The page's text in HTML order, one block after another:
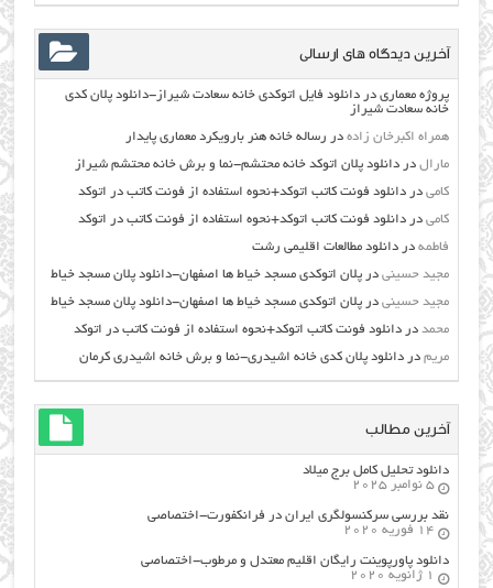
آخرین دیدگاه های ارسالی
پروژه معماری دردانلود فایل اتوکدی خانه سعادت شیراز-دانلود پلان کدی
خانه سعادت شیراز
همراه اکبرخان زاده در رساله خانه هنر بارویکرد معماری پایدار
مارال دردانلود پلان اتوکد خانه محتشم-نما و برش خانه محتشم شیراز
کامی دردانلود فونت کاتب اتوکد+نحوه استفاده از فونت کاتب در اتوکد
کامی دردانلود فونت کاتب اتوکد+نحوه استفاده از فونت کاتب در اتوکد
فاطمه دردانلود مطالعات اقليمي رشت
مجید حسینی درپلان اتوکدی مسجد خیاط ها اصفهان-دانلود پلان مسجد خیاط
مجید حسینی درپلان اتوکدی مسجد خیاط ها اصفهان-دانلود پلان مسجد خیاط
محمد دردانلود فونت کاتب اتوکد+نحوه استفاده از فونت کاتب در اتوکد
مریم دردانلود پلان کدی خانه اشیدری-نما و برش خانه اشیدری کرمان
آخرین مطالب
دانلود تحلیل کامل برج میلاد
5 نوامبر 2025
نقد بررسی سرکنسولگری ایران در فرانکفورت-اختصاصی
14 فوریه 2020
دانلود پاورپوینت رایگان اقلیم معتدل و مرطوب-اختصاصی
1 ژانویه 2020